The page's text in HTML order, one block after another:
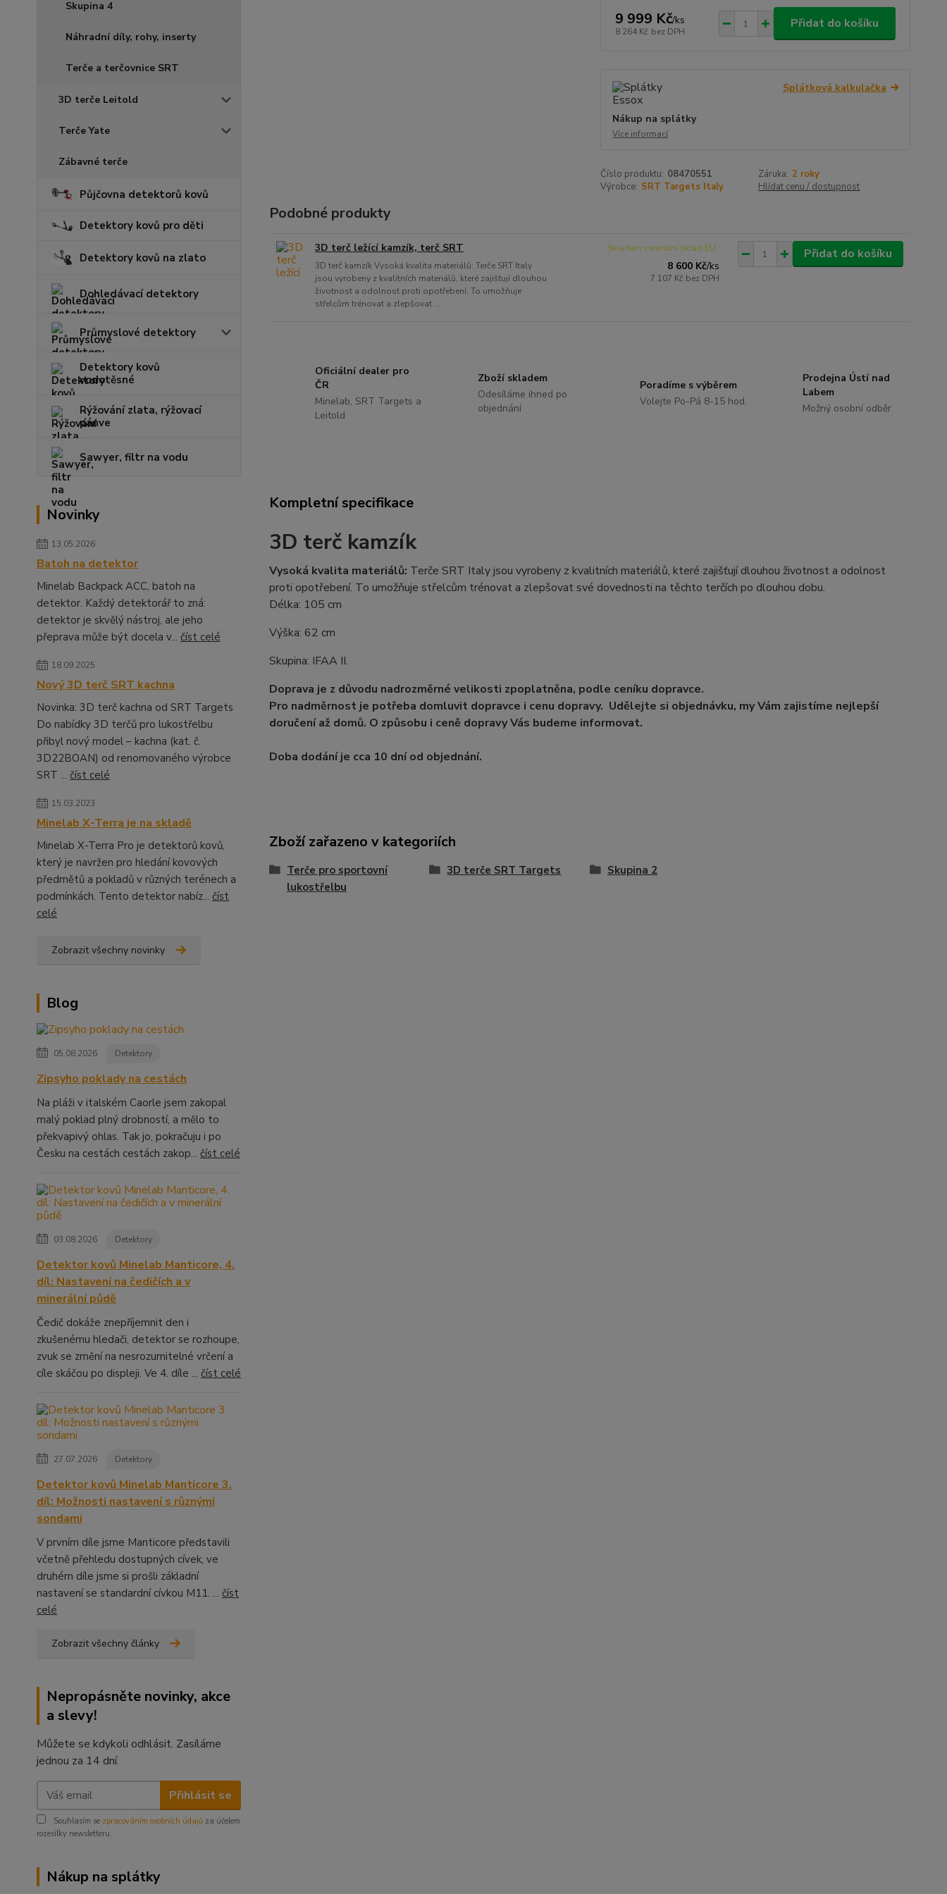
Skupina 4
Náhradní díly, rohy, inserty
Terče a terčovnice SRT
3D terče Leitold
Terče Yate
Zábavné terče
Půjčovna detektorů kovů
Detektory kovů pro děti
Detektory kovů na zlato
Dohledávací detektory
Průmyslové detektory
Detektory kovů
vodotěsné
Rýžování zlata, rýžovací
pánve
Sawyer, filtr na vodu
Novinky
13.05.2026
Batoh na detektor
Minelab Backpack ACC, batoh na
detektor. Každý detektorář to zná:
detektor je skvělý nástroj, ale jeho
přeprava může být docela v... číst celé
18.09.2025
Nový 3D terč SRT kachna
Novinka: 3D terč kachna od SRT Targets
Do nabídky 3D terčů pro lukostřelbu
přibyl nový model – kachna (kat. č.
3D22BOAN) od renomovaného výrobce
SRT ... číst celé
15.03.2023
Minelab X-Terra je na skladě
Minelab X-Terra Pro je detektorů kovů,
který je navržen pro hledání kovových
předmětů a pokladů v různých terénech a
podmínkách. Tento detektor nabíz... číst
celé
Zobrazit všechny novinky
Blog
05.08.2026 Detektory
Zipsyho poklady na cestách
Na pláži v italském Caorle jsem zakopal
malý poklad plný drobností, a mělo to
překvapivý ohlas. Tak jo, pokračuju i po
Česku na cestách cestách zakop... číst celé
03.08.2026 Detektory
Detektor kovů Minelab Manticore, 4.
díl: Nastavení na čedičích a v
minerální půdě
Čedič dokáže znepříjemnit den i
zkušenému hledači, detektor se rozhoupe,
zvuk se změní na nesrozumitelné vrčení a
cíle skáčou po displeji. Ve 4. díle ... číst celé
27.07.2026 Detektory
Detektor kovů Minelab Manticore 3.
díl: Možnosti nastavení s různými
sondami
V prvním díle jsme Manticore představili
včetně přehledu dostupných cívek, ve
druhém díle jsme si prošli základní
nastavení se standardní cívkou M11. ... číst
celé
Zobrazit všechny články
Nepropásněte novinky, akce
a slevy!
Můžete se kdykoli odhlásit. Zasíláme
jednou za 14 dní.
Přihlásit se
Souhlasím se zpracováním osobních údajů za účelem
rozesílky newsletteru.
Nákup na splátky
9 999 Kč/ks
8 264 Kč bez DPH
Přidat do košíku
Splátková kalkulačka
Nákup na splátky
Více informací
Číslo produktu: 08470551 Záruka: 2 roky
Výrobce: SRT Targets Italy Hlídat cenu / dostupnost
Podobné produkty
3D terč ležící kamzík, terč SRT
3D terč kamzík Vysoká kvalita materiálů: Terče SRT Italy
jsou vyrobeny z kvalitních materiálů, které zajišťují dlouhou
životnost a odolnost proti opotřebení. To umožňuje
střelcům trénovat a zlepšovat ...
8 600 Kč/ks
7 107 Kč bez DPH
Skladem centrální sklad EU Přidat do košíku
Oficiální dealer pro
ČR
Minelab, SRT Targets a
Leitold
Zboží skladem
Odesíláme ihned po
objednání
Poradíme s výběrem
Volejte Po-Pá 8-15 hod.
Prodejna Ústí nad
Labem
Možný osobní odběr
Kompletní specifikace
3D terč kamzík
Vysoká kvalita materiálů: Terče SRT Italy jsou vyrobeny z kvalitních materiálů, které zajišťují dlouhou životnost a odolnost
proti opotřebení. To umožňuje střelcům trénovat a zlepšovat své dovednosti na těchto terčích po dlouhou dobu.
Délka: 105 cm
Výška: 62 cm
Skupina: IFAA II.
Doprava je z důvodu nadrozměrné velikosti zpoplatněna, podle ceníku dopravce.
Pro nadměrnost je potřeba domluvit dopravce i cenu dopravy. Udělejte si objednávku, my Vám zajistíme nejlepší
doručení až domů. O způsobu i ceně dopravy Vás budeme informovat.
Doba dodání je cca 10 dní od objednání.
Zboží zařazeno v kategoriích
Terče pro sportovní
lukostřelbu
3D terče SRT Targets Skupina 2